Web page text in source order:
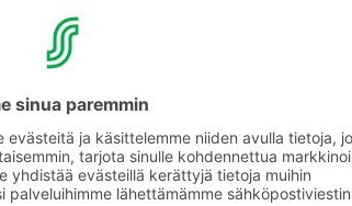
hotellin 9. kerroksessa